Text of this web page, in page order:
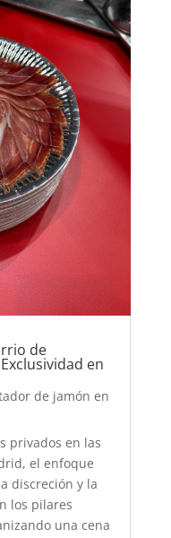
de
en
de jamón en
privados en las
el enfoque
discreción y la
los pilares
una cena